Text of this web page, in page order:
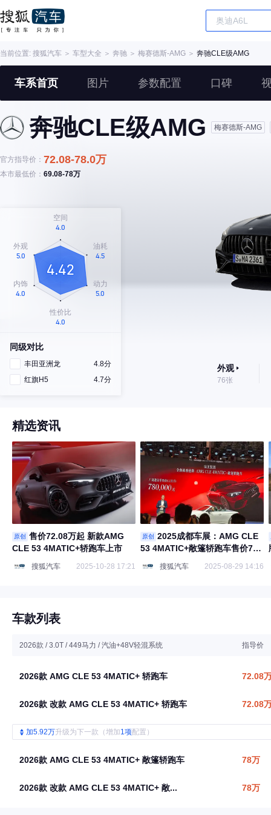
当前位置: 搜狐汽车 ＞ 车型大全 ＞ 奔驰 ＞ 梅赛德斯-AMG ＞ 奔驰CLE级AMG
车系首页 图片 参数配置 口碑
奔驰CLE级AMG 梅赛德斯-AMG
官方指导价： 72.08-78.0万
本市最低价： 69.08-78万
同级对比
丰田亚洲龙
4.8分
红旗H5
4.7分
外观
76张
精选资讯
原创
售价72.08万起 新款AMG
CLE 53 4MATIC+轿跑车上市
搜狐汽车 2025-10-28 17:21
原创
2025成都车展：AMG CLE
53 4MATIC+敞篷轿跑车售价78
搜狐汽车 2025-08-29 14:16
车款列表
2026款 / 3.0T / 449马力 / 汽油+48V轻混系统 指导价
2026款 AMG CLE 53 4MATIC+ 轿跑车 72.08
2026款 改款 AMG CLE 53 4MATIC+ 轿跑车 72.08
加5.92万升级为下一款（增加1项配置）
2026款 AMG CLE 53 4MATIC+ 敞篷轿跑车 78万
2026款 改款 AMG CLE 53 4MATIC+ 敞... 78万